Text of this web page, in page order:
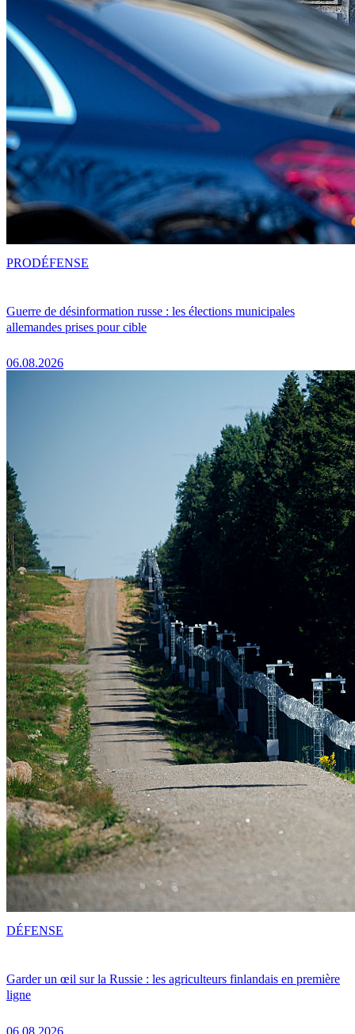
Guerre de désinformation russe : les élections municipales
allemandes prises pour cible
06.08.2026
PRODÉFENSE
Garder un œil sur la Russie : les agriculteurs finlandais en première
ligne
06.08.2026
DÉFENSE